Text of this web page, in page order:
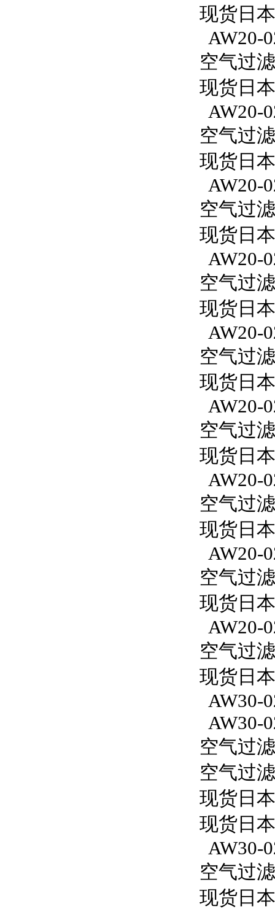
现货日
AW20-
空气过
现货日
AW20-
空气过
现货日
AW20-
空气过
现货日
AW20-
空气过
现货日
AW20-
空气过
现货日
AW20-
空气过
现货日
AW20-
空气过
现货日
AW20-
空气过
现货日
AW20-
空气过
现货日
AW30-
AW30-
空气过
空气过
现货日
现货日
AW30-
空气过
现货日